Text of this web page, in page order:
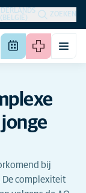
(BELGIË)
ZOEKEN
bij
De complexiteit